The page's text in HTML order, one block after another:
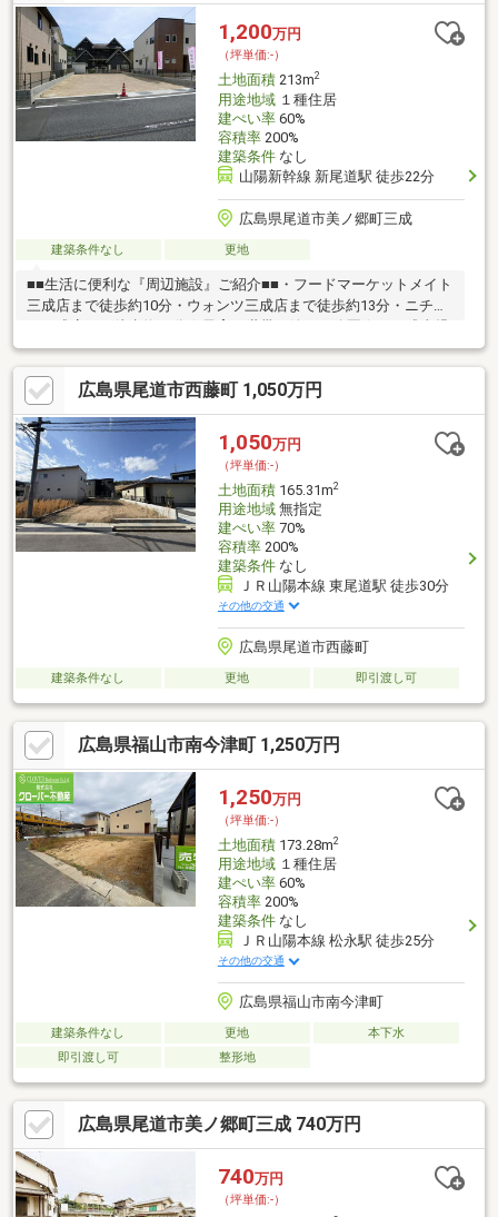
1,200万円
（坪単価:-）
土地面積213m2
用途地域１種住居
建ぺい率60%
容積率200%
建築条件なし
山陽新幹線 新尾道駅 徒歩22分
広島県尾道市美ノ郷町三成
建築条件なし 更地
■■生活に便利な『周辺施設』ご紹介■■・フードマーケットメイト
三成店まで徒歩約10分・ウォンツ三成店まで徒歩約13分・ニチエ
ー三成店まで徒歩約13分☆子育て世帯に嬉しい公園☆・三成東児
童公園まで徒歩約3分・三成西児童公園まで徒歩約7分
広島県尾道市西藤町 1,050万円
1,050万円
（坪単価:-）
土地面積165.31m2
用途地域無指定
建ぺい率70%
容積率200%
建築条件なし
ＪＲ山陽本線 東尾道駅 徒歩30分
その他の交通
広島県尾道市西藤町
建築条件なし 更地 即引渡し可
広島県福山市南今津町 1,250万円
1,250万円
（坪単価:-）
土地面積173.28m2
用途地域１種住居
建ぺい率60%
容積率200%
建築条件なし
ＪＲ山陽本線 松永駅 徒歩25分
その他の交通
広島県福山市南今津町
建築条件なし 更地
本下水
即引渡し可
整形地
広島県尾道市美ノ郷町三成 740万円
740万円
（坪単価:-）